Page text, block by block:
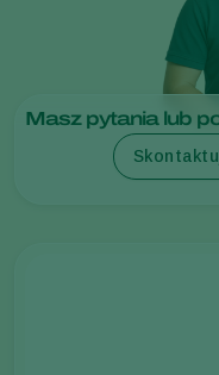
Masz pytania lub